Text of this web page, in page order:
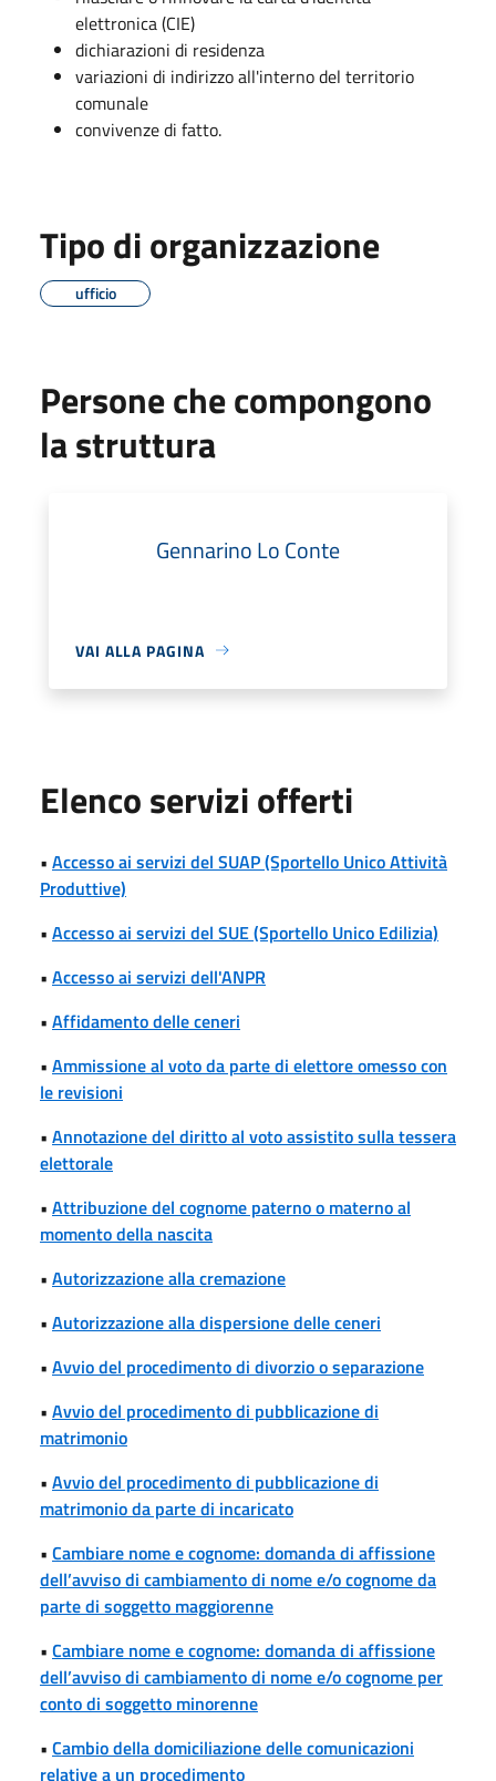
elettronica (CIE)
dichiarazioni di residenza
variazioni di indirizzo all'interno del territorio
comunale
convivenze di fatto.
Tipo di organizzazione
ufficio
Persone che compongono
la struttura
Gennarino Lo Conte
VAI ALLA PAGINA
Elenco servizi offerti
• Accesso ai servizi del SUAP (Sportello Unico Attività
Produttive)
• Accesso ai servizi del SUE (Sportello Unico Edilizia)
• Accesso ai servizi dell'ANPR
• Affidamento delle ceneri
• Ammissione al voto da parte di elettore omesso con
le revisioni
• Annotazione del diritto al voto assistito sulla tessera
elettorale
• Attribuzione del cognome paterno o materno al
momento della nascita
• Autorizzazione alla cremazione
• Autorizzazione alla dispersione delle ceneri
• Avvio del procedimento di divorzio o separazione
• Avvio del procedimento di pubblicazione di
matrimonio
• Avvio del procedimento di pubblicazione di
matrimonio da parte di incaricato
• Cambiare nome e cognome: domanda di affissione
dell’avviso di cambiamento di nome e/o cognome da
parte di soggetto maggiorenne
• Cambiare nome e cognome: domanda di affissione
dell’avviso di cambiamento di nome e/o cognome per
conto di soggetto minorenne
• Cambio della domiciliazione delle comunicazioni
relative a un procedimento